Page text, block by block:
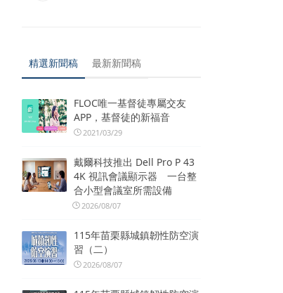
精選新聞稿 最新新聞稿
FLOC唯一基督徒專屬交友
APP，基督徒的新福音
2021/03/29
戴爾科技推出 Dell Pro P 43
4K 視訊會議顯示器 一台整
合小型會議室所需設備
2026/08/07
115年苗栗縣城鎮韌性防空演
習（二）
2026/08/07